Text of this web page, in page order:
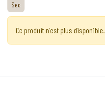
Sec
Ce produit n'est plus disponible.